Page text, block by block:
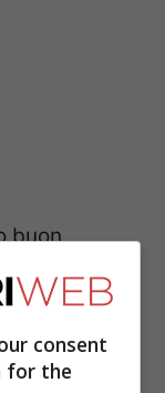
buon
un osso
Ramon
ma la
consent
for the